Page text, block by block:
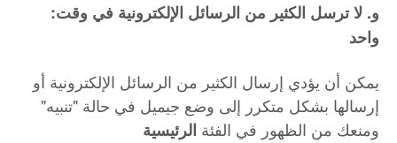
:و. لا ترسل الكثير من الرسائل الإلكترونية في وقت
واحد
يمكن أن يؤدي إرسال الكثير من الرسائل الإلكترونية أو
إرسالها بشكل متكرر إلى وضع جيميل في حالة "تنبيه"
ومنعك من الظهور في الفئة الرئيسية